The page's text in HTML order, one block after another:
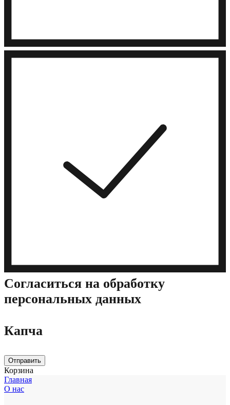
Cогласиться на обработку
персональных данных
Капча
Отправить
Корзина
Главная
О нас